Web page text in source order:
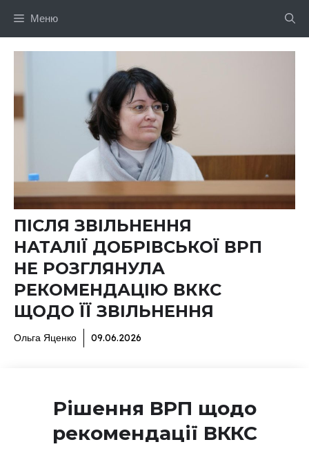
Меню
ПІСЛЯ ЗВІЛЬНЕННЯ
НАТАЛІЇ ДОБРІВСЬКОЇ ВРП
НЕ РОЗГЛЯНУЛА
РЕКОМЕНДАЦІЮ ВККС
ЩОДО ЇЇ ЗВІЛЬНЕННЯ
Ольга Яценко 09.06.2026
Рішення ВРП щодо
рекомендації ВККС